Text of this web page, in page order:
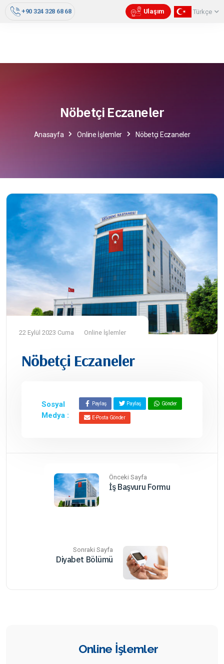
+90 324 328 68 68 Ulaşım Türkçe
Nöbetçi Eczaneler
Anasayfa Online İşlemler Nöbetçi Eczaneler
22 Eylül 2023 Cuma Online İşlemler
Nöbetçi Eczaneler
Sosyal
Medya :
Paylaş Paylaş Gönder
E-Posta Gönder
Önceki Sayfa
İş Başvuru Formu
Sonraki Sayfa
Diyabet Bölümü
Online İşlemler